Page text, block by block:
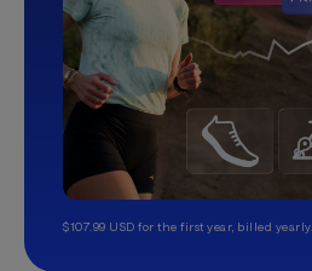
$107.99 USD for the first year, billed yearly.